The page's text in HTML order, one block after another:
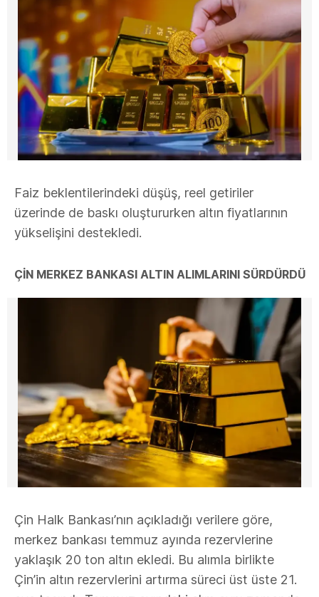
Faiz beklentilerindeki düşüş, reel getiriler
üzerinde de baskı oluştururken altın fiyatlarının
yükselişini destekledi.
ÇİN MERKEZ BANKASI ALTIN ALIMLARINI SÜRDÜRDÜ
Çin Halk Bankası’nın açıkladığı verilere göre,
merkez bankası temmuz ayında rezervlerine
yaklaşık 20 ton altın ekledi. Bu alımla birlikte
Çin’in altın rezervlerini artırma süreci üst üste 21.